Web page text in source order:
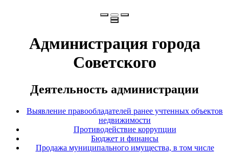
Администрация города
Советского
Деятельность администрации
Выявление правообладателей ранее учтенных объектов
недвижимости
Противодействие коррупции
Бюджет и финансы
Продажа муниципального имущества, в том числе